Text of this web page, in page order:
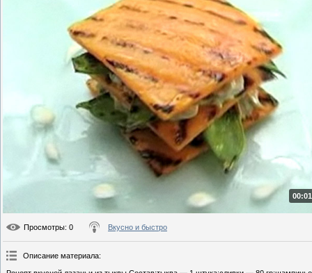
Просмотры: 0 Вкусно и быстро
Описание материала: